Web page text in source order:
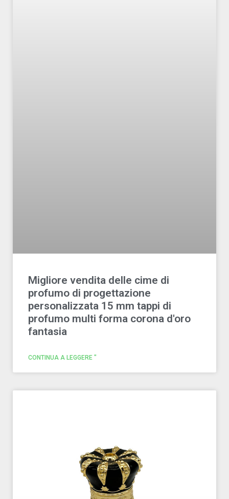
Migliore vendita delle cime di
profumo di progettazione
personalizzata 15 mm tappi di
profumo multi forma corona d'oro
fantasia
CONTINUA A LEGGERE "